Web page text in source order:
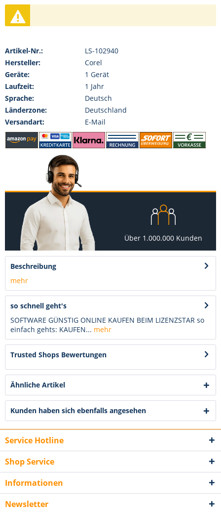
Artikel-Nr.:
LS-102940
Hersteller:
Corel
Geräte:
1 Gerät
Laufzeit:
1 Jahr
Sprache:
Deutsch
Länderzone:
Deutschland
Versandart:
E-Mail
Über 1.000.000 Kunden
Beschreibung
mehr
so schnell geht's
SOFTWARE GÜNSTIG ONLINE KAUFEN BEIM LIZENZSTAR so
einfach gehts: KAUFEN... mehr
Trusted Shops Bewertungen
Ähnliche Artikel
Kunden haben sich ebenfalls angesehen
Service Hotline
Shop Service
Informationen
Newsletter